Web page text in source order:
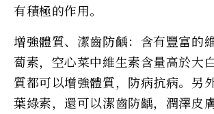
有積極的作用。
增強體質、潔齒防齲：含有豐富的
蔔素，空心菜中維生素含量高於大
質都可以增強體質，防病抗病。另
葉綠素，還可以潔齒防齲，潤澤皮膚